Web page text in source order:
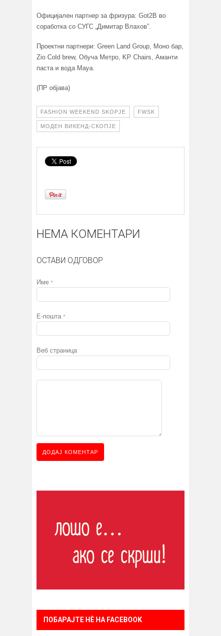
Официjален партнер за фризурa: Got2B во
соработка со СУГС „Димитар Влахов”.
Проектни партнери: Green Land Group, Моно бар,
Zio Cold brew, Обуча Метро, KP Chairs, Аманти
паста и вода Маyа.
(ПР објава)
FASHION WEEKEND SKOPJE FWSK
МОДЕН ВИКЕНД-СКОПЈЕ
НЕМА КОМЕНТАРИ
ОСТАВИ ОДГОВОР
Име *
Е-пошта *
Веб страница
ПОБАРАЈТЕ НÈ НА FACEBOOK